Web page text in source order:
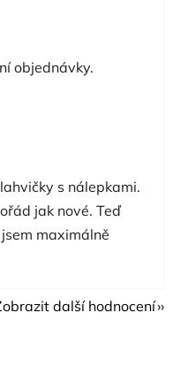
objednávky.
s nálepkami.
jak nové. Teď
maximálně
další hodnocení